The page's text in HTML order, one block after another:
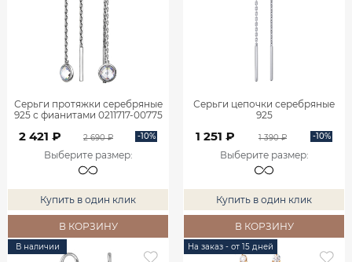
Серьги протяжки серебряные
925 с фианитами 0211717-00775
2 421 ₽ 2 690 ₽ -10%
Выберите размер:
Купить в один клик
В КОРЗИНУ
Серьги цепочки серебряные
925
1 251 ₽ 1 390 ₽ -10%
Выберите размер:
Купить в один клик
В КОРЗИНУ
В наличии На заказ - от 15 дней